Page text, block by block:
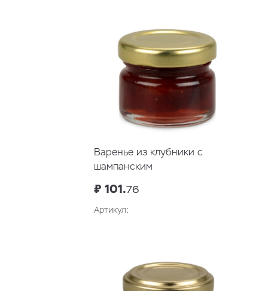
Варенье из клубники с
шампанским
₽ 101.76
Артикул: